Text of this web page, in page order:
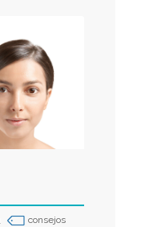
consejos